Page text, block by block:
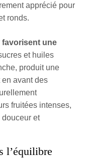
apprécié pour
ronds.
favorisent une
et huiles
produit une
avant des
fruitées intenses,
et
l’équilibre